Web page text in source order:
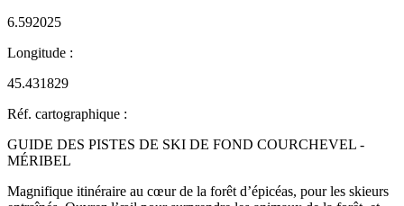
6.592025
Longitude :
45.431829
Réf. cartographique :
GUIDE DES PISTES DE SKI DE FOND COURCHEVEL -
MÉRIBEL
Magnifique itinéraire au cœur de la forêt d’épicéas, pour les skieurs